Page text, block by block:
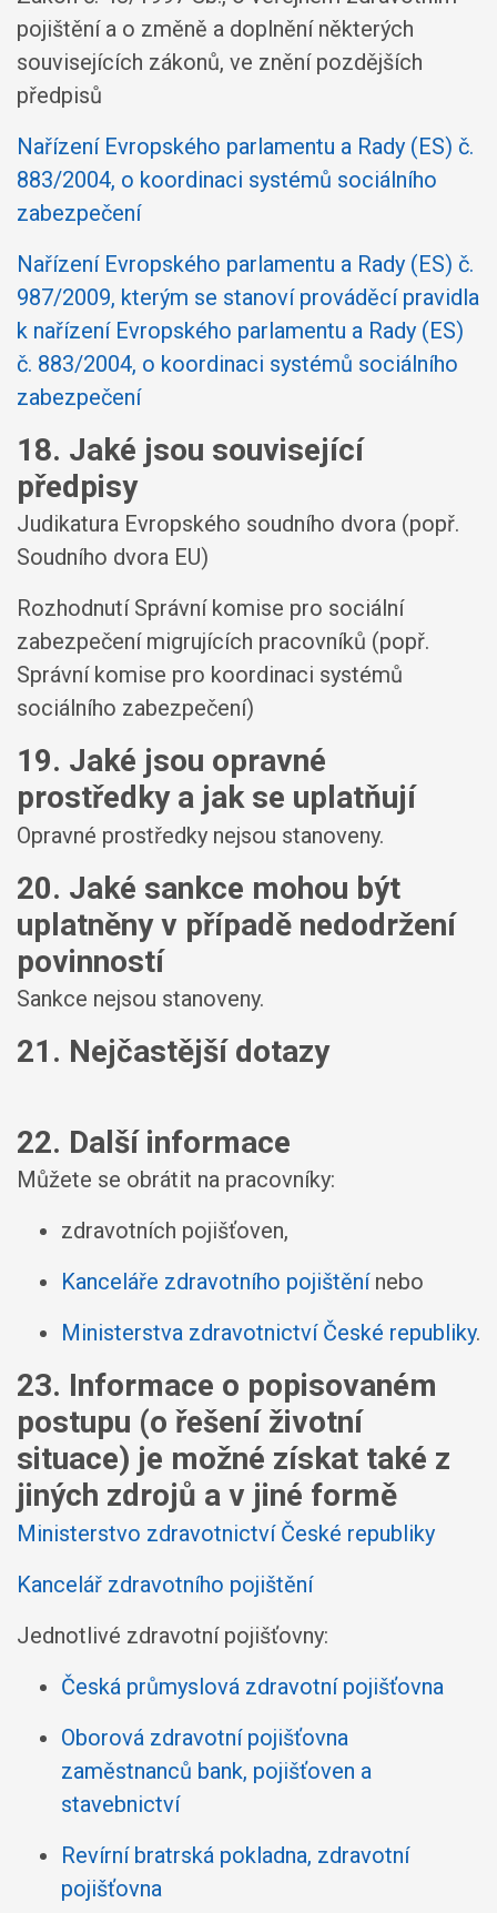
pojištění a o změně a doplnění některých
souvisejících zákonů, ve znění pozdějších
předpisů
Nařízení Evropského parlamentu a Rady (ES) č.
883/2004, o koordinaci systémů sociálního
zabezpečení
Nařízení Evropského parlamentu a Rady (ES) č.
987/2009, kterým se stanoví prováděcí pravidla
k nařízení Evropského parlamentu a Rady (ES)
č. 883/2004, o koordinaci systémů sociálního
zabezpečení
18. Jaké jsou související
předpisy
Judikatura Evropského soudního dvora (popř.
Soudního dvora EU)
Rozhodnutí Správní komise pro sociální
zabezpečení migrujících pracovníků (popř.
Správní komise pro koordinaci systémů
sociálního zabezpečení)
19. Jaké jsou opravné
prostředky a jak se uplatňují
Opravné prostředky nejsou stanoveny.
20. Jaké sankce mohou být
uplatněny v případě nedodržení
povinností
Sankce nejsou stanoveny.
21. Nejčastější dotazy
22. Další informace
Můžete se obrátit na pracovníky:
zdravotních pojišťoven,
Kanceláře zdravotního pojištěnínebo
Ministerstva zdravotnictví České republiky.
23. Informace o popisovaném
postupu (o řešení životní
situace) je možné získat také z
jiných zdrojů a v jiné formě
Ministerstvo zdravotnictví České republiky
Kancelář zdravotního pojištění
Jednotlivé zdravotní pojišťovny:
Česká průmyslová zdravotní pojišťovna
Oborová zdravotní pojišťovna
zaměstnanců bank, pojišťoven a
stavebnictví
Revírní bratrská pokladna, zdravotní
pojišťovna